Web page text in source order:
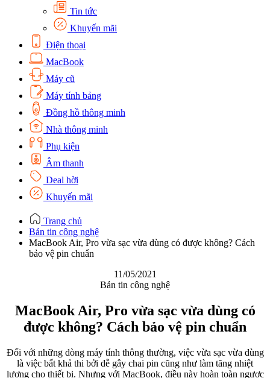
Tin tức
Khuyến mãi
Điện thoại
MacBook
Máy cũ
Máy tính bảng
Đồng hồ thông minh
Nhà thông minh
Phụ kiện
Âm thanh
Deal hời
Khuyến mãi
Trang chủ
Bản tin công nghệ
MacBook Air, Pro vừa sạc vừa dùng có được không? Cách
bảo vệ pin chuẩn
11/05/2021
Bản tin công nghệ
MacBook Air, Pro vừa sạc vừa dùng có
được không? Cách bảo vệ pin chuẩn
Đối với những dòng máy tính thông thường, việc vừa sạc vừa dùng
là việc bất khả thi bởi dễ gây chai pin cũng như làm tăng nhiệt
lượng cho thiết bị. Nhưng với MacBook, điều này hoàn toàn ngược